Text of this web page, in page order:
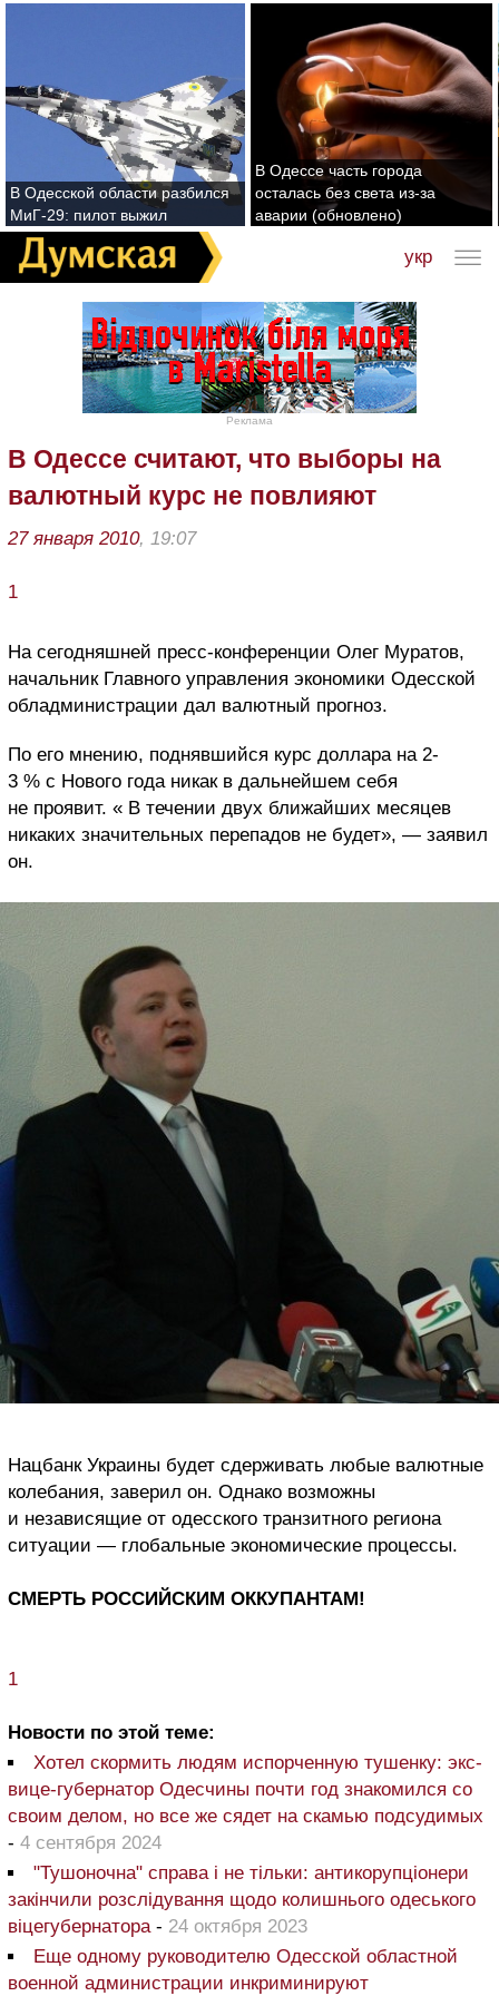
В Одесской области разбился
МиГ-29: пилот выжил
В Одессе часть города
осталась без света из-за
аварии (обновлено)
укр
Реклама
В Одессе считают, что выборы на
валютный курс не повлияют
27 января 2010, 19:07
1
На сегодняшней пресс-конференции Олег Муратов,
начальник Главного управления экономики Одесской
обладминистрации дал валютный прогноз.
По его мнению, поднявшийся курс доллара на 2-
3 % с Нового года никак в дальнейшем себя
не проявит. « В течении двух ближайших месяцев
никаких значительных перепадов не будет», — заявил
он.
Нацбанк Украины будет сдерживать любые валютные
колебания, заверил он. Однако возможны
и независящие от одесского транзитного региона
ситуации — глобальные экономические процессы.
СМЕРТЬ РОССИЙСКИМ ОККУПАНТАМ!
1
Новости по этой теме:
Хотел скормить людям испорченную тушенку: экс-
вице-губернатор Одесчины почти год знакомился со
своим делом, но все же сядет на скамью подсудимых
- 4 сентября 2024
"Тушоночна" справа і не тільки: антикорупціонери
закінчили розслідування щодо колишнього одеського
віцегубернатора - 24 октября 2023
Еще одному руководителю Одесской областной
военной администрации инкриминируют